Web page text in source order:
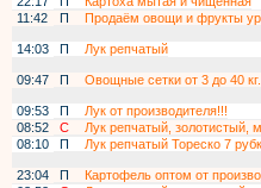
11:42
П Продаём овощи и фрукты
14:03
П Лук репчатый
09:47
П Овощные сетки от 3 до 40 кг.
09:53
П
Лук от производителя!!!
08:52
С
Лук репчатый, золотистый,
08:10
П Лук репчатый Тореско 7
23:04
П
Картофель оптом от